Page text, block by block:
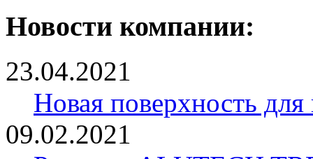
Новости компании:
23.04.2021
Новая поверхность
09.02.2021